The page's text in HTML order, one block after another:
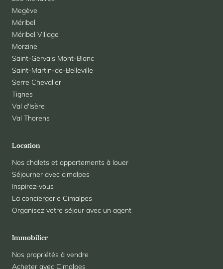
Megève
Méribel
Méribel Village
Morzine
Saint-Gervais Mont-Blanc
Saint-Martin-de-Belleville
Serre Chevalier
Tignes
Val d'Isère
Val Thorens
Location
Nos chalets et appartements à louer
Séjourner avec cimalpes
Inspirez-vous
La conciergerie Cimalpes
Organisez votre séjour avec un agent
Immobilier
Nos propriétés à vendre
Acheter avec Cimalpes